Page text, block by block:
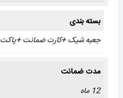
بسته بندی
جعبه شیک +کارت ضمانت +پاکت
مدت ضمانت
12 ماه